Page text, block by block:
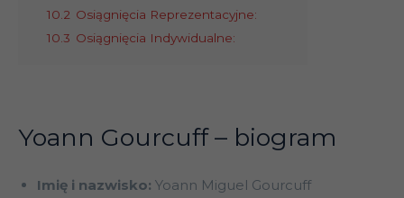
10.2 Osiągnięcia Reprezentacyjne:
10.3 Osiągnięcia Indywidualne:
Yoann Gourcuff – biogram
Imię i nazwisko: Yoann Miguel Gourcuff